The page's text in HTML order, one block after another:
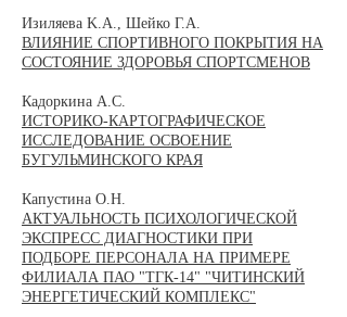
Изиляева K.A., Шейко Г.А.
ВЛИЯНИЕ СПОРТИВНОГО ПОКРЫТИЯ НА
СОСТОЯНИЕ ЗДОРОВЬЯ СПОРТСМЕНОВ
Кадоркина А.С.
ИСТОРИКО-КАРТОГРАФИЧЕСКОЕ
ИССЛЕДОВАНИЕ ОСВОЕНИЕ
БУГУЛЬМИНСКОГО КРАЯ
Капустина О.Н.
АКТУАЛЬНОСТЬ ПСИХОЛОГИЧЕСКОЙ
ЭКСПРЕСС ДИАГНОСТИКИ ПРИ
ПОДБОРЕ ПЕРСОНАЛА НА ПРИМЕРЕ
ФИЛИАЛА ПАО "ТГК-14" "ЧИТИНСКИЙ
ЭНЕРГЕТИЧЕСКИЙ КОМПЛЕКС"